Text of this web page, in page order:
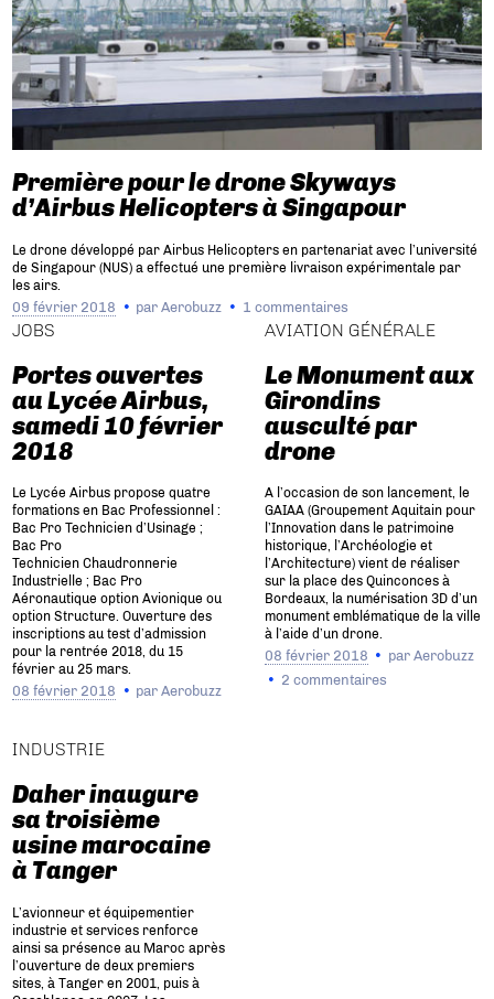
Première pour le drone Skyways
d’Airbus Helicopters à Singapour
Le drone développé par Airbus Helicopters en partenariat avec l’université
de Singapour (NUS) a effectué une première livraison expérimentale par
les airs.
09 février 2018 parAerobuzz 1 commentaires
JOBS
Portes ouvertes
au Lycée Airbus,
samedi 10 février
2018
Le Lycée Airbus propose quatre
formations en Bac Professionnel :
Bac Pro Technicien d’Usinage ;
Bac Pro
Technicien Chaudronnerie
Industrielle ; Bac Pro
Aéronautique option Avionique ou
option Structure. Ouverture des
inscriptions au test d’admission
pour la rentrée 2018, du 15
février au 25 mars.
08 février 2018 parAerobuzz
AVIATION GÉNÉRALE
Le Monument aux
Girondins
ausculté par
drone
A l’occasion de son lancement, le
GAIAA (Groupement Aquitain pour
l’Innovation dans le patrimoine
historique, l’Archéologie et
l’Architecture) vient de réaliser
sur la place des Quinconces à
Bordeaux, la numérisation 3D d’un
monument emblématique de la ville
à l’aide d’un drone.
08 février 2018 parAerobuzz
2 commentaires
INDUSTRIE
Daher inaugure
sa troisième
usine marocaine
à Tanger
L’avionneur et équipementier
industrie et services renforce
ainsi sa présence au Maroc après
l’ouverture de deux premiers
sites, à Tanger en 2001, puis à